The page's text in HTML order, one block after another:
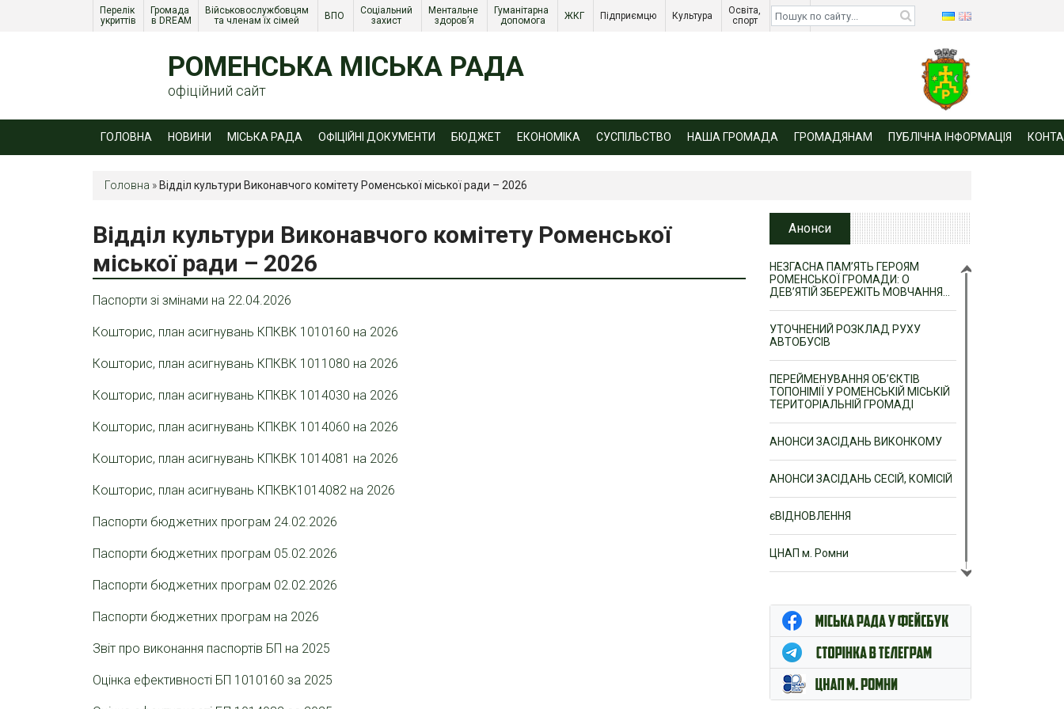
Перелік
укриттів
Громада
в DREAM
Військовослужбовцям
та членам їх сімей
ВПО
Соціальний
захист
Ментальне
здоров’я
Гуманітарна
допомога
ЖКГ Підприємцю Культура
Освіта,
спорт
Діти
війни
РОМЕНСЬКА МІСЬКА РАДА
офіційний сайт
ГОЛОВНА НОВИНИ МІСЬКА РАДА ОФІЦІЙНІ ДОКУМЕНТИ БЮДЖЕТ ЕКОНОМІКА СУСПІЛЬСТВО НАША ГРОМАДА ГРОМАДЯНАМ ПУБЛІЧНА ІНФОРМАЦІЯ
Головна » Відділ культури Виконавчого комітету Роменської міської ради – 2026
Відділ культури Виконавчого комітету Роменської
міської ради – 2026
Паспорти зі змінами на 22.04.2026
Кошторис, план асигнувань КПКВК 1010160 на 2026
Кошторис, план асигнувань КПКВК 1011080 на 2026
Кошторис, план асигнувань КПКВК 1014030 на 2026
Кошторис, план асигнувань КПКВК 1014060 на 2026
Кошторис, план асигнувань КПКВК 1014081 на 2026
Кошторис, план асигнувань КПКВК1014082 на 2026
Паспорти бюджетних програм 24.02.2026
Паспорти бюджетних програм 05.02.2026
Паспорти бюджетних програм 02.02.2026
Паспорти бюджетних програм на 2026
Звіт про виконання паспортів БП на 2025
Оцінка ефективності БП 1010160 за 2025
Анонси
НЕЗГАСНА ПАМ’ЯТЬ ГЕРОЯМ
РОМЕНСЬКОЇ ГРОМАДИ: О
ДЕВ’ЯТІЙ ЗБЕРЕЖІТЬ МОВЧАННЯ…
УТОЧНЕНИЙ РОЗКЛАД РУХУ
АВТОБУСІВ
ПЕРЕЙМЕНУВАННЯ ОБ’ЄКТІВ
ТОПОНІМІЇ У РОМЕНСЬКІЙ МІСЬКІЙ
ТЕРИТОРІАЛЬНІЙ ГРОМАДІ
АНОНСИ ЗАСІДАНЬ ВИКОНКОМУ
АНОНСИ ЗАСІДАНЬ СЕСІЙ, КОМІСІЙ
єВІДНОВЛЕННЯ
ЦНАП м. Ромни